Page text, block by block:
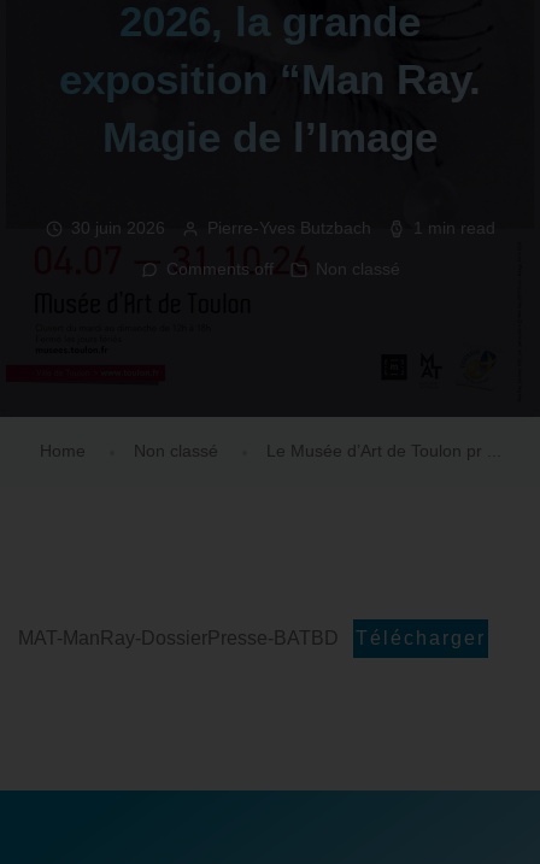
2026, la grande
exposition “Man Ray.
Magie de l’Image
30 juin 2026 Pierre-Yves Butzbach 1 min read
Comments off Non classé
Home Non classé Le Musée d’Art de Toulon pr ...
MAT-ManRay-DossierPresse-BATBD Télécharger